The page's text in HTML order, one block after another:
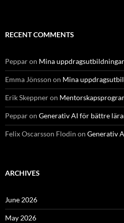
RECENT COMMENTS
Pepparon Mina
Emma Jönsson on Mina
Erik Skeppneron
Pepparon Generativ AI för bättre
Felix Oscarsson Flodin on Generativ
ARCHIVES
June 2026
May 2026